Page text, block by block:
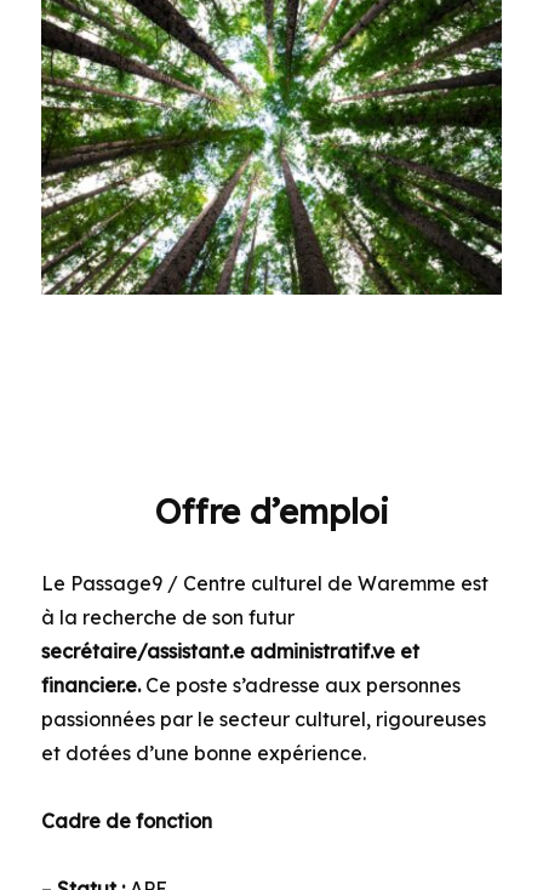
Offre d’emploi
Le Passage9 / Centre culturel de Waremme est
à la recherche de son futur
secrétaire/assistant.e administratif.ve et
financier.e.Ce poste s’adresse aux personnes
passionnées par le secteur culturel, rigoureuses
et dotées d’une bonne expérience.
Cadre de fonction